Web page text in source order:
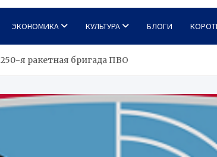
ЭКОНОМИКА КУЛЬТУРА БЛОГИ
250-я ракетная бригада ПВО